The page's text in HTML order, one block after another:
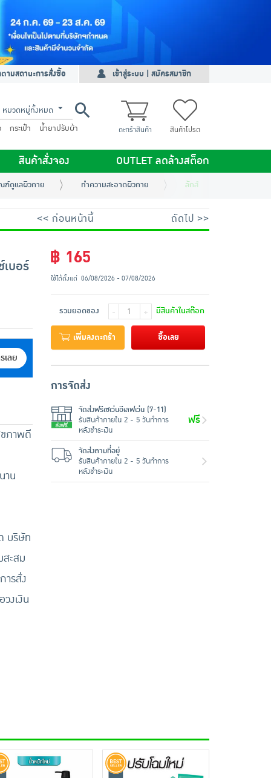
ามสถานะการสั่งซื้อ เข้าสู่ระบบ | สมัครสมาชิก
หมวดหมู่ทั้งหมด
กระเป๋า
น้ำยาปรับผ้า
ตะกร้าสินค้า สินค้าโปรด
สินค้าสั่งจอง OUTLET ลดล้างสต็อก
ฑ์ดูแลผิวกาย ทำความสะอาดผิวกาย ลักส์ ครีมอาบน้ำ ไฮเดรด
<< ก่อนหน้านี้
ถัดไป >>
บอร์
เลย
ภาพดี
าน
บริษัท
ะสม
ารสั่ง
งเงิน
฿ 165
ใช้ได้ตั้งแต่ 06/08/2026 - 07/08/2026
รวมยอดของ - + มีสินค้าในสต๊อก
เพิ่มลงตะกร้า ซื้อเลย
การจัดส่ง
จัดส่งฟรีเซเว่นอีเลฟเว่น (7-11)
รับสินค้าภายใน 2 - 5 วันทำการ
หลังชำระเงิน
ฟรี
จัดส่งตามที่อยู่
รับสินค้าภายใน 2 - 5 วันทำการ
หลังชำระเงิน